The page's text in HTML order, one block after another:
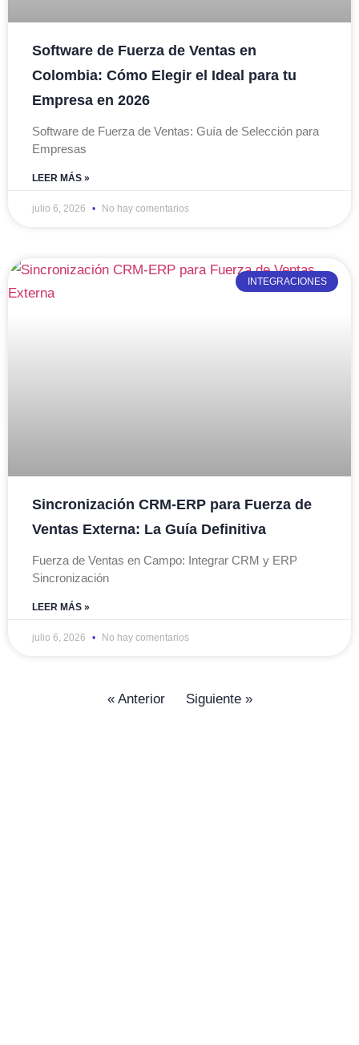
Software de Fuerza de Ventas en
Colombia: Cómo Elegir el Ideal para tu
Empresa en 2026
Software de Fuerza de Ventas: Guía de Selección para
Empresas
LEER MÁS »
julio 6, 2026 No hay comentarios
INTEGRACIONES
Sincronización CRM-ERP para Fuerza de
Ventas Externa: La Guía Definitiva
Fuerza de Ventas en Campo: Integrar CRM y ERP
Sincronización
LEER MÁS »
julio 6, 2026 No hay comentarios
« Anterior Siguiente »